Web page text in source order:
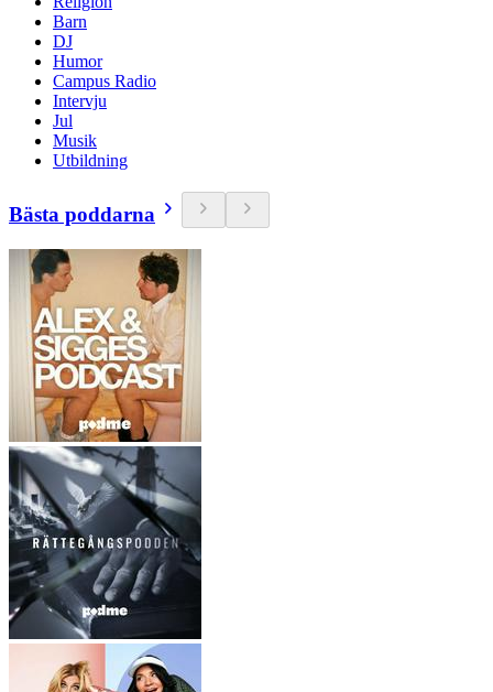
Barn
DJ
Humor
Campus Radio
Intervju
Jul
Musik
Utbildning
Bästa poddarna